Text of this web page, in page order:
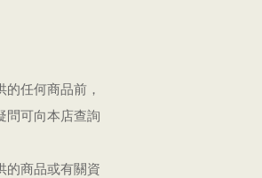
任何商品前，
問可向本店查詢
的商品或有關資